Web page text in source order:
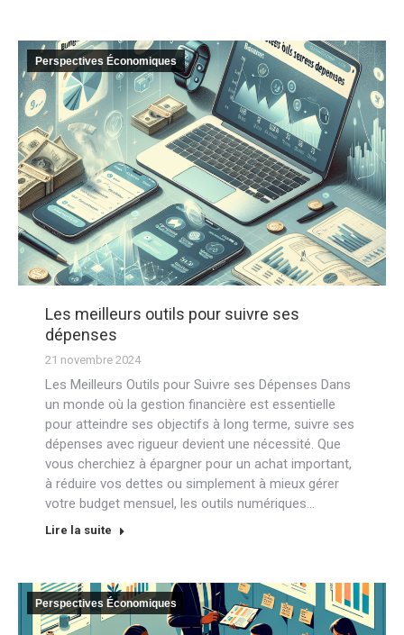
Perspectives Économiques
Les meilleurs outils pour suivre ses
dépenses
21 novembre 2024
Les Meilleurs Outils pour Suivre ses Dépenses Dans
un monde où la gestion financière est essentielle
pour atteindre ses objectifs à long terme, suivre ses
dépenses avec rigueur devient une nécessité. Que
vous cherchiez à épargner pour un achat important,
à réduire vos dettes ou simplement à mieux gérer
votre budget mensuel, les outils numériques…
Lire la suite
Perspectives Économiques